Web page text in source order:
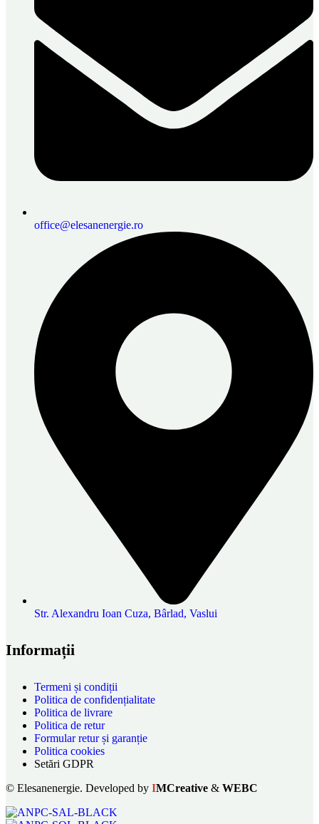
office@elesanenergie.ro
Str. Alexandru Ioan Cuza, Bârlad, Vaslui
Informații
Termeni și condiții
Politica de confidențialitate
Politica de livrare
Politica de retur
Formular retur și garanție
Politica cookies
Setări GDPR
© Elesanenergie. Developed by IMCreative & WEBC